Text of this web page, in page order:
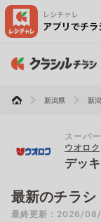
新潟県 新
スーパー
ウオロク
デッ
最新のチラシ
最終更新：2026/